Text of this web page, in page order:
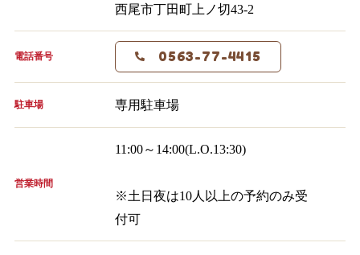
西尾市丁田町上ノ切43-2
電話番号 0563-77-4415
駐車場 専用駐車場
営業時間
11:00～14:00(L.O.13:30)
※土日夜は10人以上の予約のみ受
付可